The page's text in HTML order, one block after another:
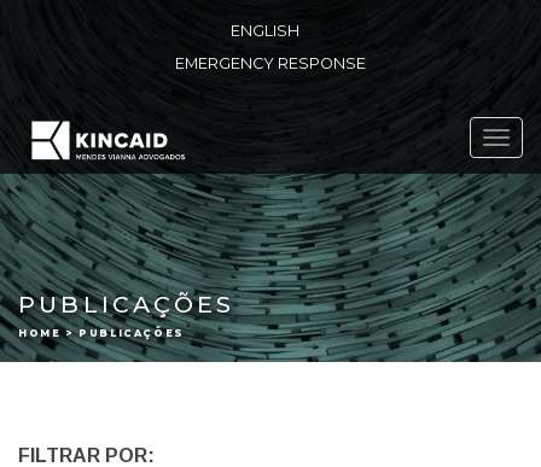
ENGLISH
EMERGENCY RESPONSE
PUBLICAÇÕES
HOME > PUBLICAÇÕES
FILTRAR POR: